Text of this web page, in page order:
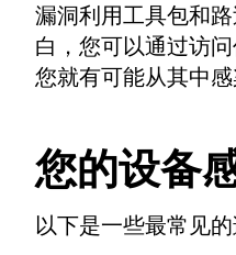
漏洞利用工具包和
白，您可以通过访
您就有可能从其中感
您的设备
以下是一些最常见